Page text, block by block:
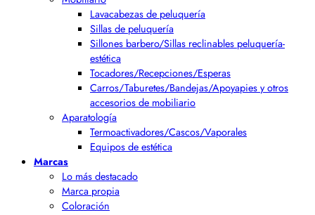
Lavacabezas de peluquería
Sillas de peluquería
Sillones barbero/Sillas reclinables peluquería-
estética
Tocadores/Recepciones/Esperas
Carros/Taburetes/Bandejas/Apoyapies y otros
accesorios de mobiliario
Aparatología
Termoactivadores/Cascos/Vaporales
Equipos de estética
Marcas
Lo más destacado
Marca propia
Coloración